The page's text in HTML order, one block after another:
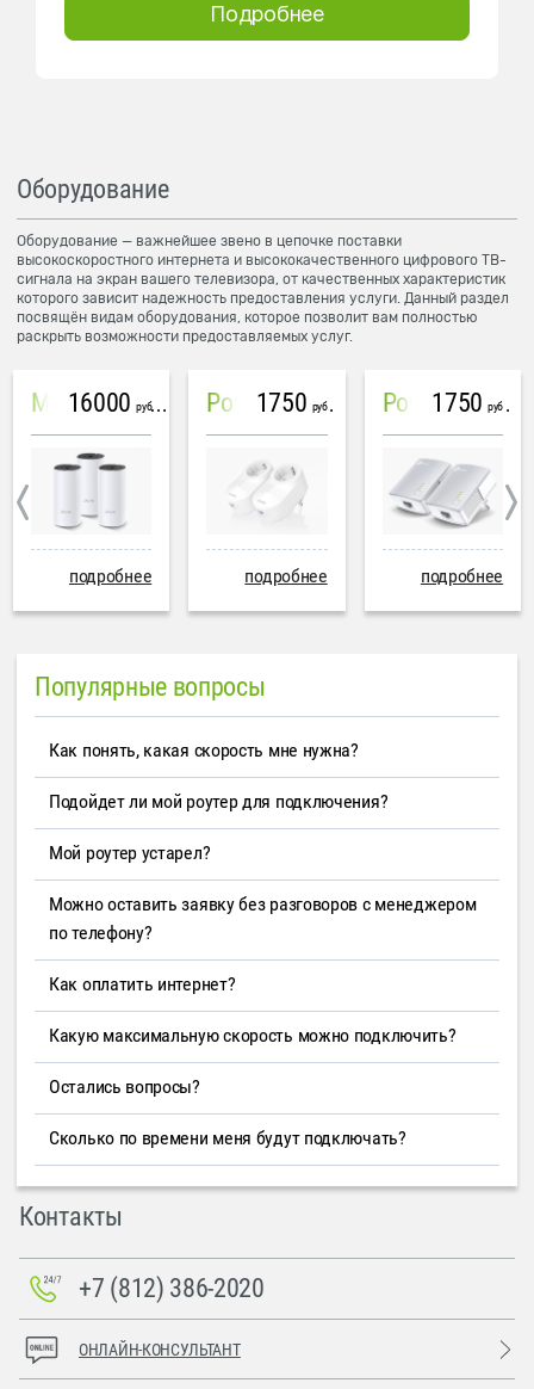
Подробнее
Оборудование
Оборудование — важнейшее звено в цепочке поставки
высокоскоростного интернета и высококачественного цифрового ТВ-
сигнала на экран вашего телевизора, от качественных характеристик
которого зависит надежность предоставления услуги. Данный раздел
посвящён видам оборудования, которое позволит вам полностью
раскрыть возможности предоставляемых услуг.
Mesh система TP-Link Deco M4 (3 устройства)
16000 руб
подробнее
PowerLine Tenda PH6
1750 руб
подробнее
PowerLine TP-Link AV600
1750 руб
подробнее
Популярные вопросы
Как понять, какая скорость мне нужна?
Подойдет ли мой роутер для подключения?
Мой роутер устарел?
Можно оставить заявку без разговоров с менеджером
по телефону?
Как оплатить интернет?
Какую максимальную скорость можно подключить?
Остались вопросы?
Сколько по времени меня будут подключать?
Контакты
+7 (812) 386-2020
ОНЛАЙН-КОНСУЛЬТАНТ